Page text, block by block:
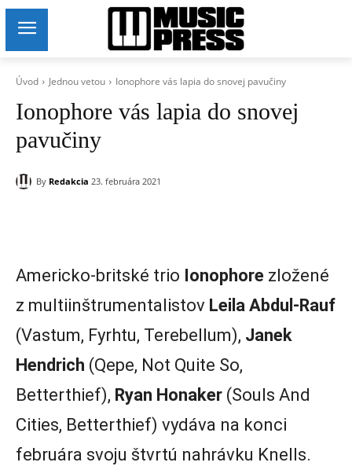
Úvod Jednou vetou Ionophore vás lapia do snovej pavučiny
Ionophore vás lapia do snovej
pavučiny
By Redakcia 23. februára 2021
Americko-britské trio Ionophore zložené
z multiinštrumentalistov Leila Abdul-Rauf
(Vastum, Fyrhtu, Terebellum), Janek
Hendrich (Qepe, Not Quite So,
Betterthief), Ryan Honaker (Souls And
Cities, Betterthief) vydáva na konci
februára svoju štvrtú nahrávku Knells.